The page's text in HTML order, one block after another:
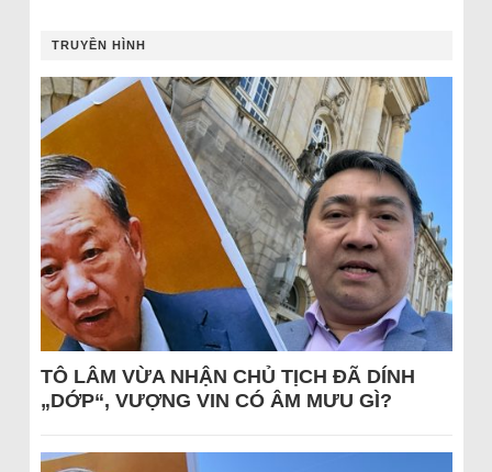
TRUYỀN HÌNH
TÔ LÂM VỪA NHẬN CHỦ TỊCH ĐÃ DÍNH
„DỚP“, VƯỢNG VIN CÓ ÂM MƯU GÌ?